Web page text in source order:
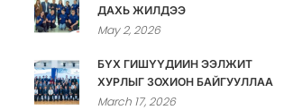
ДАХЬ ЖИЛДЭЭ
May 2, 2026
БҮХ ГИШҮҮДИЙН ЭЭЛЖИТ
ХУРЛЫГ ЗОХИОН БАЙГУУЛЛАА
March 17, 2026